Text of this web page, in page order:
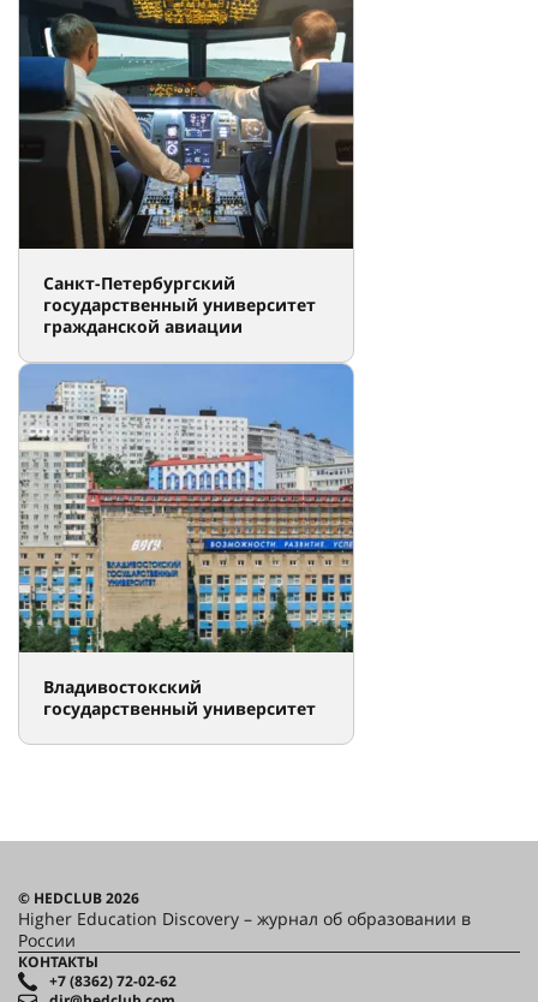
Санкт-Петербургский
государственный университет
гражданской авиации
Владивостокский
государственный университет
© HEDCLUB 2026
Higher Education Discovery – журнал об образовании в
России
КОНТАКТЫ
+7 (8362) 72-02-62